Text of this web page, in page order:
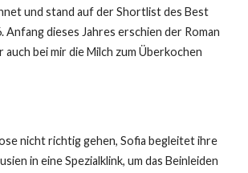
und stand auf der Shortlist des Best
Anfang dieses Jahres erschien der Roman
bei mir die Milch zum Überkochen
nicht richtig gehen, Sofia begleitet ihre
in eine Spezialklink, um das Beinleiden